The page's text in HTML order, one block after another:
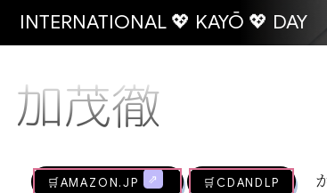
INTERNATIONAL 💖 KAYŌ 💖 DAY
加茂徹
🛒AMAZON.jp 🛒CDandLP